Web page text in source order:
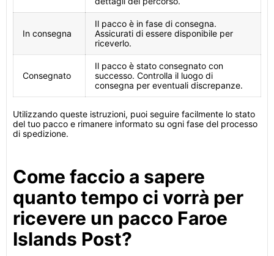
In consegna
Il pacco è in fase di consegna.
Assicurati di essere disponibile per
riceverlo.
Consegnato
Il pacco è stato consegnato con
successo. Controlla il luogo di
consegna per eventuali discrepanze.
Utilizzando queste istruzioni, puoi seguire facilmente lo stato
del tuo pacco e rimanere informato su ogni fase del processo
di spedizione.
Come faccio a sapere
quanto tempo ci vorrà per
ricevere un pacco Faroe
Islands Post?